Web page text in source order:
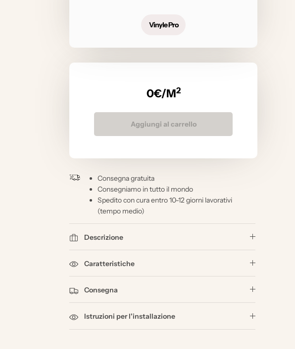
Vinyle Pro
0€/M2
Aggiungi al carrello
Consegna gratuita
Consegniamo in tutto il mondo
Spedito con cura entro 10-12 giorni lavorativi
(tempo medio)
Descrizione
Caratteristiche
Consegna
Istruzioni per l'installazione